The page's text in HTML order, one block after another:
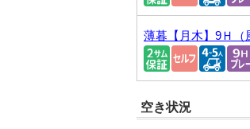
薄暮【月木】9Ｈ（
空き状況